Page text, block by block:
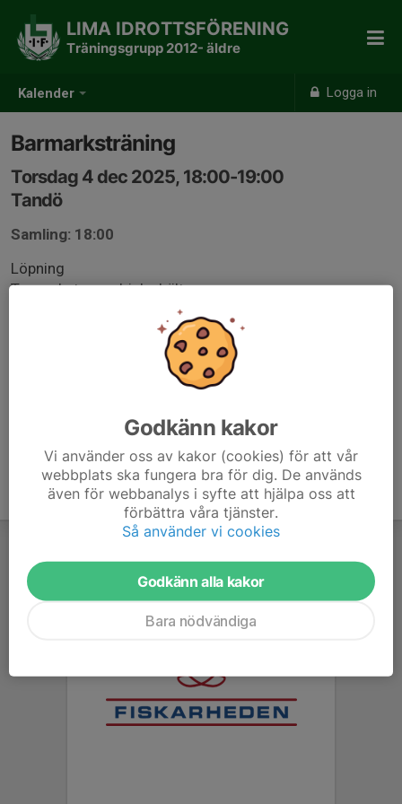
Kalender Logga in
LIMA IDROTTSFÖRENING
Träningsgrupp 2012- äldre
Barmarksträning
Torsdag 4 dec 2025, 18:00-19:00
Tandö
Samling: 18:00
Löpning
Ta med stavar, dricka bälte
Godkänn kakor
Vi använder oss av kakor (cookies) för att vår
webbplats ska fungera bra för dig. De används
även för webbanalys i syfte att hjälpa oss att
förbättra våra tjänster.
Så använder vi cookies
Godkänn alla kakor
Bara nödvändiga